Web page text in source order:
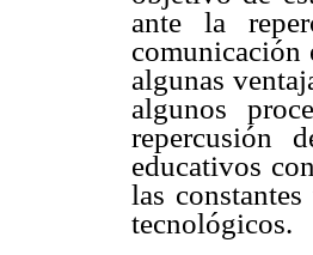
ante la
comunicación
algunas
algunos
repercusión
educativos
las
tecnológicos.